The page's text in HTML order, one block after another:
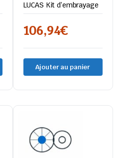
LUCAS Kit d’embrayage
106,94€
Ajouter au panier